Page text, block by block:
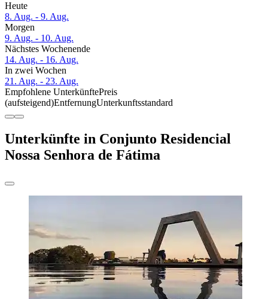
Heute
8. Aug. - 9. Aug.
Morgen
9. Aug. - 10. Aug.
Nächstes Wochenende
14. Aug. - 16. Aug.
In zwei Wochen
21. Aug. - 23. Aug.
Empfohlene UnterkünftePreis
(aufsteigend)EntfernungUnterkunftsstandard
Unterkünfte in Conjunto Residencial
Nossa Senhora de Fátima